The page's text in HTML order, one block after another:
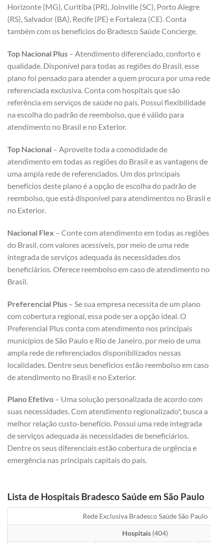
Horizonte (MG), Curitiba (PR), Joinville (SC), Porto Alegre
(RS), Salvador (BA), Recife (PE) e Fortaleza (CE). Conta
também com os benefícios do Bradesco Saúde Concierge.
Top Nacional Plus – Atendimento diferenciado, conforto e
qualidade. Disponível para todas as regiões do Brasil, esse
plano foi pensado para atender a quem procura por uma rede
referenciada exclusiva. Conta com hospitais que são
referência em serviços de saúde no país. Possui flexibilidade
na escolha do padrão de reembolso, que é válido para
atendimento no Brasil e no Exterior.
Top Nacional – Aproveite toda a comodidade de
atendimento em todas as regiões do Brasil e as vantagens de
uma ampla rede de referenciados. Um dos principais
benefícios deste plano é a opção de escolha do padrão de
reembolso, que está disponível para atendimentos no Brasil e
no Exterior.
Nacional Flex – Conte com atendimento em todas as regiões
do Brasil, com valores acessíveis, por meio de uma rede
integrada de serviços adequada às necessidades dos
beneficiários. Oferece reembolso em caso de atendimento no
Brasil.
Preferencial Plus – Se sua empresa necessita de um plano
com cobertura regional, essa pode ser a opção ideal. O
Preferencial Plus conta com atendimento nos principais
municípios de São Paulo e Rio de Janeiro, por meio de uma
ampla rede de referenciados disponibilizados nessas
localidades. Dentre seus benefícios estão reembolso em caso
de atendimento no Brasil e no Exterior.
Plano Efetivo – Uma solução personalizada de acordo com
suas necessidades. Com atendimento regionalizado*, busca a
melhor relação custo-benefício. Possui uma rede integrada
de serviços adequada às necessidades de beneficiários.
Dentre os seus diferenciais estão cobertura de urgência e
emergência nas principais capitais do país.
Lista de Hospitais Bradesco Saúde em São Paulo
Rede Exclusiva Bradesco Saúde São Paulo
Hospitais (404)